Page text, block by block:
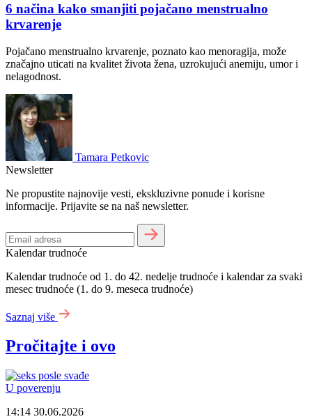
6 načina kako smanjiti pojačano menstrualno
krvarenje
Pojačano menstrualno krvarenje, poznato kao menoragija, može
značajno uticati na kvalitet života žena, uzrokujući anemiju, umor i
nelagodnost.
Tamara Petkovic
Newsletter
Ne propustite najnovije vesti, ekskluzivne ponude i korisne
informacije. Prijavite se na naš newsletter.
Kalendar trudnoće
Kalendar trudnoće od 1. do 42. nedelje trudnoće i kalendar za svaki
mesec trudnoće (1. do 9. meseca trudnoće)
Saznaj više
Pročitajte i ovo
U poverenju
14:14 30.06.2026